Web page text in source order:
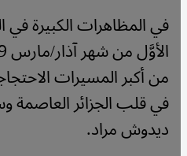
في المظاهرات الكبيرة في
من أكبر المسيرات
في قلب الجزائر
ديدوش مراد.